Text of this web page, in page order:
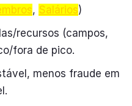
, Salários)
recursos (campos,
fora de pico.
menos fraude em